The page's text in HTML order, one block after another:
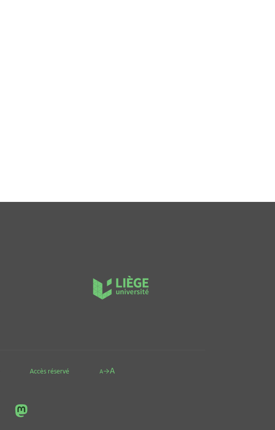
Accès réservé A→A